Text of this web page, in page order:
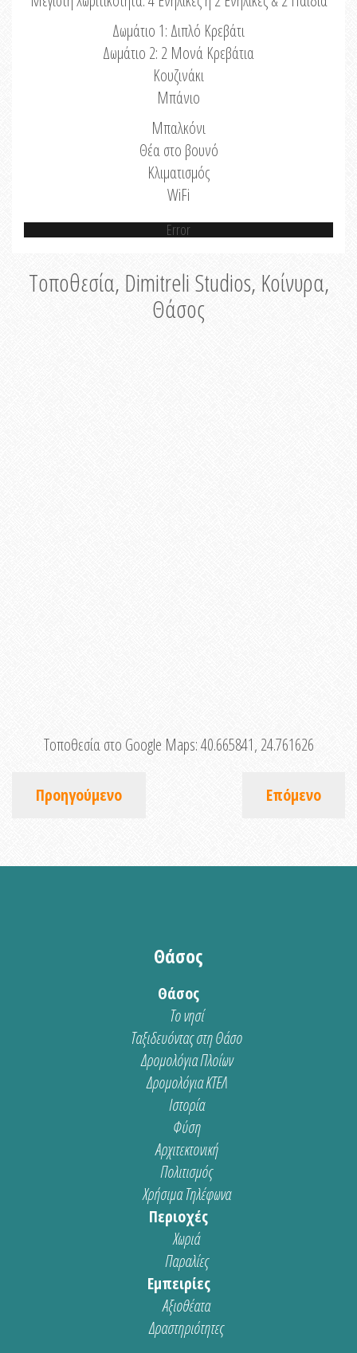
Δωμάτιο 1: Διπλό Κρεβάτι
Δωμάτιο 2: 2 Μονά Κρεβάτια
Κουζινάκι
Μπάνιο
Μπαλκόνι
Θέα στο βουνό
Κλιματισμός
WiFi
Error
Τοποθεσία, Dimitreli Studios, Κοίνυρα,
Θάσος
Τοποθεσία στο Google Maps:40.665841, 24.761626
Προηγούμενο Επόμενο
Θάσος
Θάσος
Το νησί
Ταξιδευόντας στη Θάσο
Δρομολόγια Πλοίων
Δρομολόγια ΚΤΕΛ
Ιστορία
Φύση
Αρχιτεκτονική
Πολιτισμός
Χρήσιμα Τηλέφωνα
Περιοχές
Χωριά
Παραλίες
Εμπειρίες
Αξιοθέατα
Δραστηριότητες